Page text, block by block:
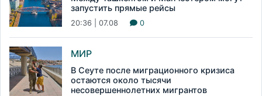
запустить прямые рейсы
20:36 | 07.08 0
МИР
В Сеуте после миграционного кризиса
остаются около тысячи
несовершеннолетних мигрантов